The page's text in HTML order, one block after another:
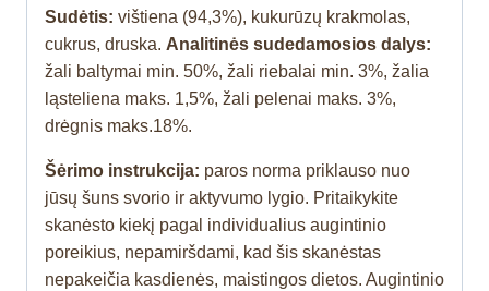
Sudėtis: vištiena (94,3%), kukurūzų krakmolas,
cukrus, druska. Analitinės sudedamosios dalys:
žali baltymai min. 50%, žali riebalai min. 3%, žalia
ląsteliena maks. 1,5%, žali pelenai maks. 3%,
drėgnis maks.18%.
Šėrimo instrukcija: paros norma priklauso nuo
jūsų šuns svorio ir aktyvumo lygio. Pritaikykite
skanėsto kiekį pagal individualius augintinio
poreikius, nepamiršdami, kad šis skanėstas
nepakeičia kasdienės, maistingos dietos. Augintinio